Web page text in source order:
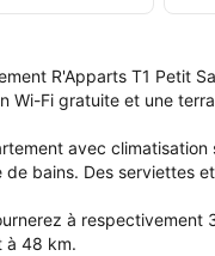
R'Apparts T1 Petit
Wi-Fi gratuite et une
avec climatisation
de bains. Des serviettes
à respectivement
à 48 km.